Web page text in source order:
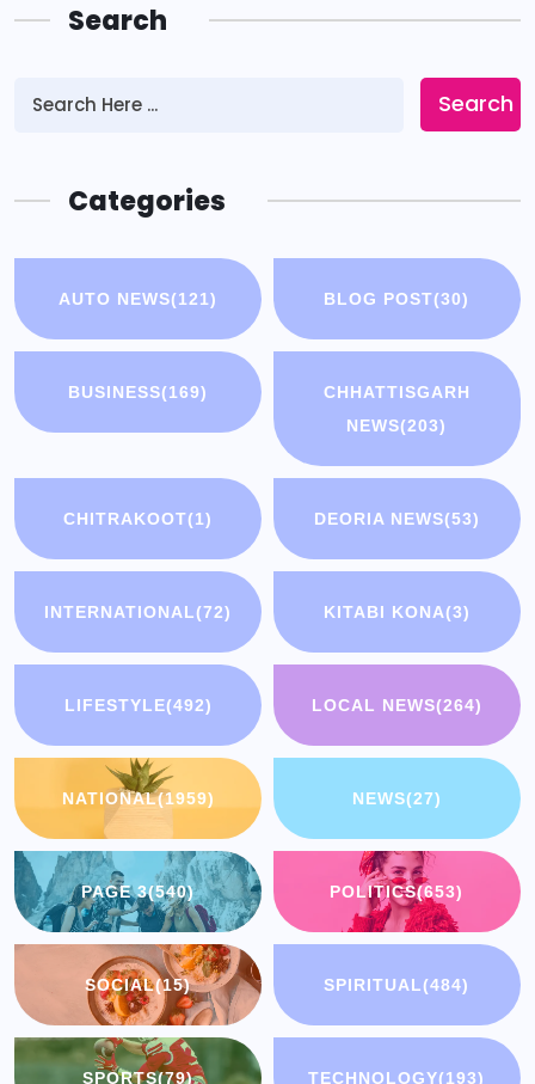
Search
Search
Categories
AUTO NEWS(121) BLOG POST(30)
BUSINESS(169)
CHHATTISGARH
NEWS(203)
CHITRAKOOT(1) DEORIA NEWS(53)
INTERNATIONAL(72) KITABI KONA(3)
LIFESTYLE(492) LOCAL NEWS(264)
NATIONAL(1959) NEWS(27)
PAGE 3(540) POLITICS(653)
SOCIAL(15) SPIRITUAL(484)
SPORTS(79) TECHNOLOGY(193)